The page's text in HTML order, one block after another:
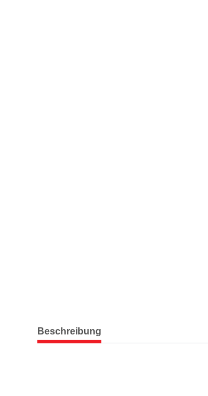
weitere Registerkarten anzeigen
Beschreibung